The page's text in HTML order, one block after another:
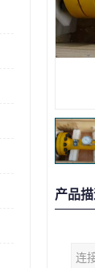
产品
连